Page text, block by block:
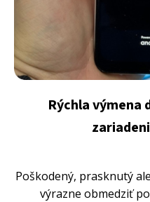
Rýchla výmena
Poškodený, prasknutý
výrazne obmedziť